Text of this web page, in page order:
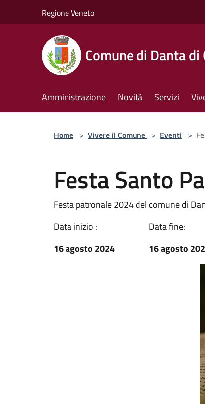
Regione Veneto
Comune di Danta di
Amministrazione Novità Servizi
Home > Vivere il Comune > Eventi >
Festa Santo
Festa patronale 2024 del comune di
Data inizio :
16 agosto 2024
Data fine:
16 agosto